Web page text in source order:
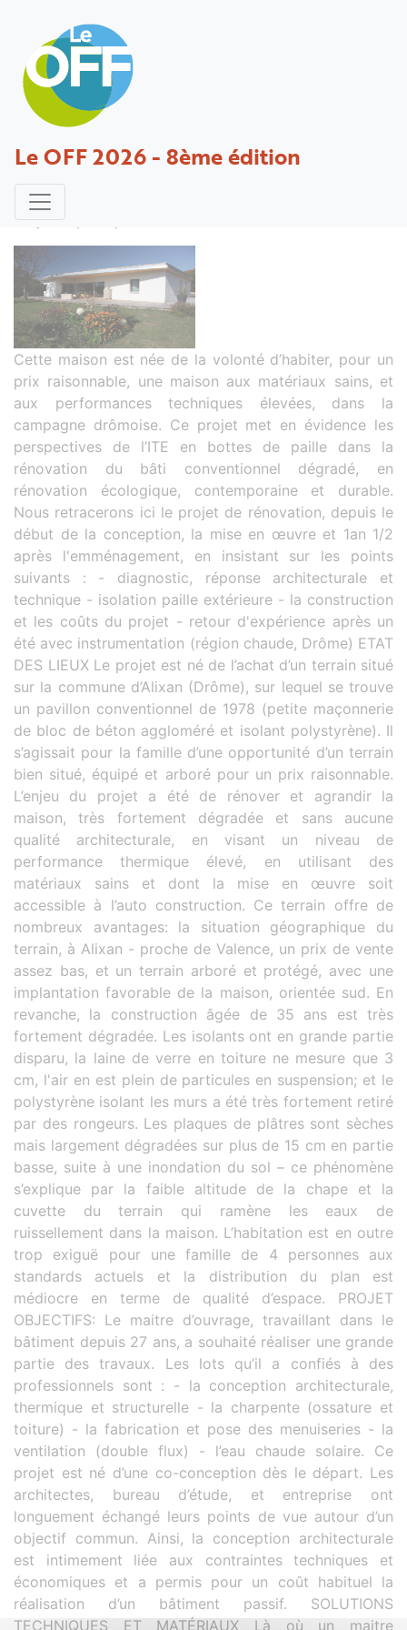
Le OFF 2026 - 8ème édition
Rénovation passive d'une habitation
conventionnelle de 1978 par une ITE
paille
Projet déposé par PALISSON - 29 novembre 2016
Cette maison est née de la volonté d’habiter, pour un
prix raisonnable, une maison aux matériaux sains, et
aux performances techniques élevées, dans la
campagne drômoise. Ce projet met en évidence les
perspectives de l’ITE en bottes de paille dans la
rénovation du bâti conventionnel dégradé, en
rénovation écologique, contemporaine et durable.
Nous retracerons ici le projet de rénovation, depuis le
début de la conception, la mise en œuvre et 1an 1/2
après l'emménagement, en insistant sur les points
suivants : - diagnostic, réponse architecturale et
technique - isolation paille extérieure - la construction
et les coûts du projet - retour d'expérience après un
été avec instrumentation (région chaude, Drôme) ETAT
DES LIEUX Le projet est né de l’achat d’un terrain situé
sur la commune d’Alixan (Drôme), sur lequel se trouve
un pavillon conventionnel de 1978 (petite maçonnerie
de bloc de béton aggloméré et isolant polystyrène). Il
s’agissait pour la famille d’une opportunité d’un terrain
bien situé, équipé et arboré pour un prix raisonnable.
L’enjeu du projet a été de rénover et agrandir la
maison, très fortement dégradée et sans aucune
qualité architecturale, en visant un niveau de
performance thermique élevé, en utilisant des
matériaux sains et dont la mise en œuvre soit
accessible à l’auto construction. Ce terrain offre de
nombreux avantages: la situation géographique du
terrain, à Alixan - proche de Valence, un prix de vente
assez bas, et un terrain arboré et protégé, avec une
implantation favorable de la maison, orientée sud. En
revanche, la construction âgée de 35 ans est très
fortement dégradée. Les isolants ont en grande partie
disparu, la laine de verre en toiture ne mesure que 3
cm, l'air en est plein de particules en suspension; et le
polystyrène isolant les murs a été très fortement retiré
par des rongeurs. Les plaques de plâtres sont sèches
mais largement dégradées sur plus de 15 cm en partie
basse, suite à une inondation du sol – ce phénomène
s’explique par la faible altitude de la chape et la
cuvette du terrain qui ramène les eaux de
ruissellement dans la maison. L’habitation est en outre
trop exiguë pour une famille de 4 personnes aux
standards actuels et la distribution du plan est
médiocre en terme de qualité d’espace. PROJET
OBJECTIFS: Le maitre d’ouvrage, travaillant dans le
bâtiment depuis 27 ans, a souhaité réaliser une grande
partie des travaux. Les lots qu’il a confiés à des
professionnels sont : - la conception architecturale,
thermique et structurelle - la charpente (ossature et
toiture) - la fabrication et pose des menuiseries - la
ventilation (double flux) - l’eau chaude solaire. Ce
projet est né d’une co-conception dès le départ. Les
architectes, bureau d’étude, et entreprise ont
longuement échangé leurs points de vue autour d’un
objectif commun. Ainsi, la conception architecturale
est intimement liée aux contraintes techniques et
économiques et a permis pour un coût habituel la
réalisation d’un bâtiment passif. SOLUTIONS
TECHNIQUES ET MATÉRIAUX Là où un maitre